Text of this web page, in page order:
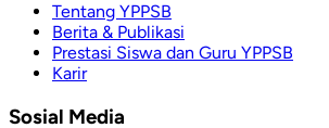
Tentang YPPSB
Berita & Publikasi
Prestasi Siswa dan Guru YPPSB
Karir
Sosial Media